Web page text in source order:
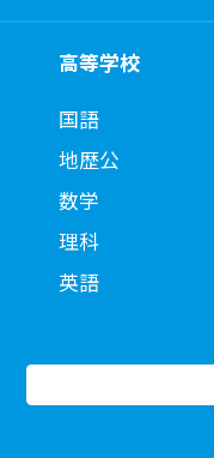
高等学校
国語
地歴公
数学
理科
英語